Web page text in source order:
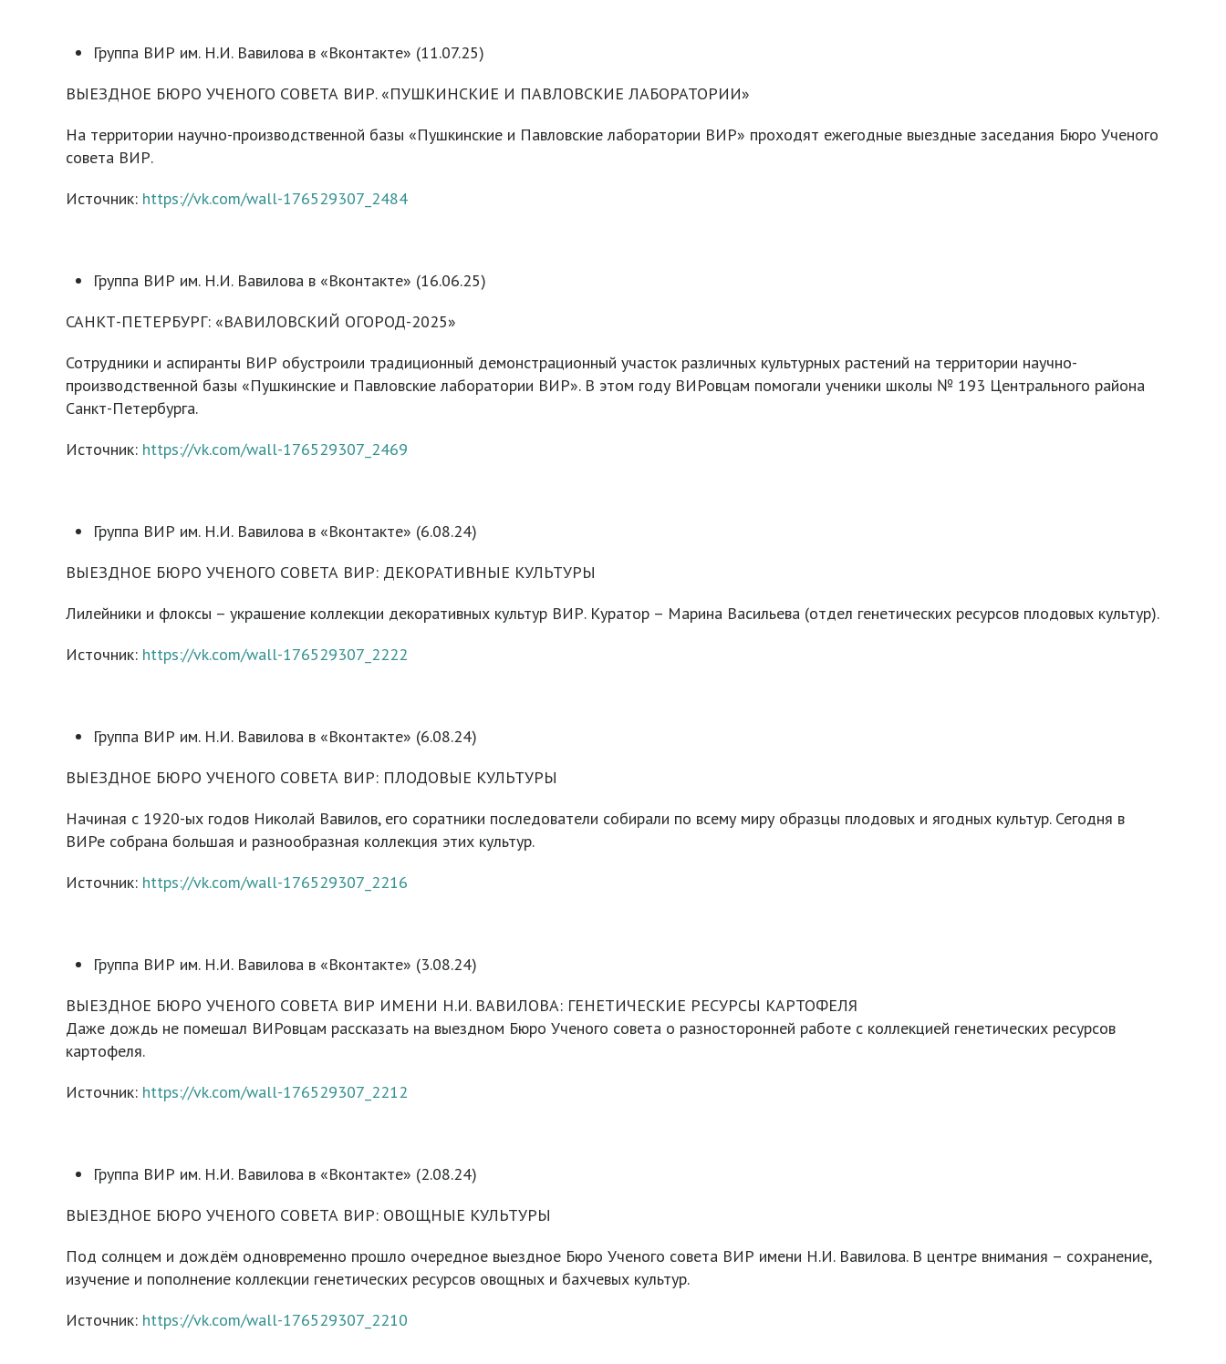
Группа ВИР им. Н.И. Вавилова в «Вконтакте» (11.07.25)
ВЫЕЗДНОЕ БЮРО УЧЕНОГО СОВЕТА ВИР. «ПУШКИНСКИЕ И ПАВЛОВСКИЕ ЛАБОРАТОРИИ»
На территории научно-производственной базы «Пушкинские и Павловские лаборатории ВИР» проходят ежегодные выездные заседания Бюро Ученого
совета ВИР.
Источник: https://vk.com/wall-176529307_2484
Группа ВИР им. Н.И. Вавилова в «Вконтакте» (16.06.25)
САНКТ-ПЕТЕРБУРГ: «ВАВИЛОВСКИЙ ОГОРОД-2025»
Сотрудники и аспиранты ВИР обустроили традиционный демонстрационный участок различных культурных растений на территории научно-
производственной базы «Пушкинские и Павловские лаборатории ВИР». В этом году ВИРовцам помогали ученики школы № 193 Центрального района
Санкт-Петербурга.
Источник: https://vk.com/wall-176529307_2469
Группа ВИР им. Н.И. Вавилова в «Вконтакте» (6.08.24)
ВЫЕЗДНОЕ БЮРО УЧЕНОГО СОВЕТА ВИР: ДЕКОРАТИВНЫЕ КУЛЬТУРЫ
Лилейники и флоксы – украшение коллекции декоративных культур ВИР. Куратор – Марина Васильева (отдел генетических ресурсов плодовых культур).
Источник: https://vk.com/wall-176529307_2222
Группа ВИР им. Н.И. Вавилова в «Вконтакте» (6.08.24)
ВЫЕЗДНОЕ БЮРО УЧЕНОГО СОВЕТА ВИР: ПЛОДОВЫЕ КУЛЬТУРЫ
Начиная с 1920-ых годов Николай Вавилов, его соратники последователи собирали по всему миру образцы плодовых и ягодных культур. Сегодня в
ВИРе собрана большая и разнообразная коллекция этих культур.
Источник: https://vk.com/wall-176529307_2216
Группа ВИР им. Н.И. Вавилова в «Вконтакте» (3.08.24)
ВЫЕЗДНОЕ БЮРО УЧЕНОГО СОВЕТА ВИР ИМЕНИ Н.И. ВАВИЛОВА: ГЕНЕТИЧЕСКИЕ РЕСУРСЫ КАРТОФЕЛЯ
Даже дождь не помешал ВИРовцам рассказать на выездном Бюро Ученого совета о разносторонней работе с коллекцией генетических ресурсов
картофеля.
Источник: https://vk.com/wall-176529307_2212
Группа ВИР им. Н.И. Вавилова в «Вконтакте» (2.08.24)
ВЫЕЗДНОЕ БЮРО УЧЕНОГО СОВЕТА ВИР: ОВОЩНЫЕ КУЛЬТУРЫ
Под солнцем и дождём одновременно прошло очередное выездное Бюро Ученого совета ВИР имени Н.И. Вавилова. В центре внимания – сохранение,
изучение и пополнение коллекции генетических ресурсов овощных и бахчевых культур.
Источник: https://vk.com/wall-176529307_2210